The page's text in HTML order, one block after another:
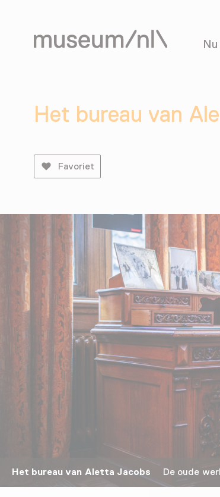
Het bureau van
Favoriet
Het bureau van Aletta Jacobs De oude